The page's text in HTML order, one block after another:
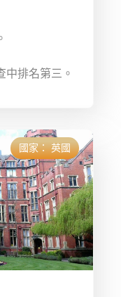
中排名第三。
國家： 英國